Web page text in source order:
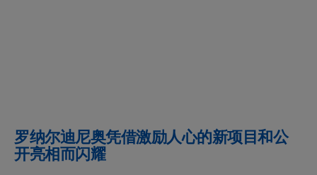
罗纳尔迪尼奥凭借激励人心的新项目和公
开亮相而闪耀